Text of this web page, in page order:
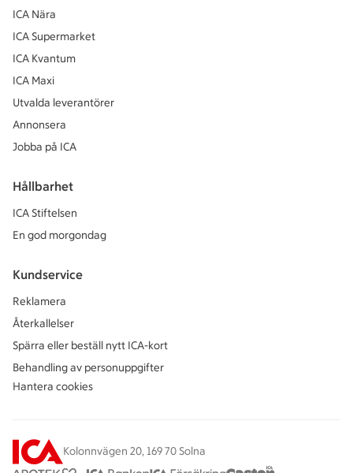
ICA Nära
ICA Supermarket
ICA Kvantum
ICA Maxi
Utvalda leverantörer
Annonsera
Jobba på ICA
Hållbarhet
ICA Stiftelsen
En god morgondag
Kundservice
Reklamera
Återkallelser
Spärra eller beställ nytt ICA-kort
Behandling av personuppgifter
Hantera cookies
Kolonnvägen 20, 169 70 Solna